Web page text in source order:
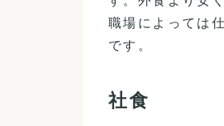
職場によっては
です。
社食